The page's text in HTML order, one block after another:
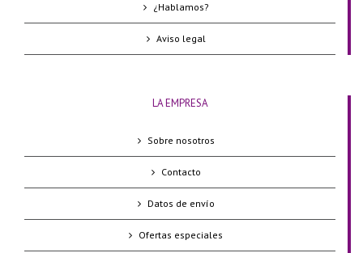
¿Hablamos?
Aviso legal
LA EMPRESA
Sobre nosotros
Contacto
Datos de envío
Ofertas especiales